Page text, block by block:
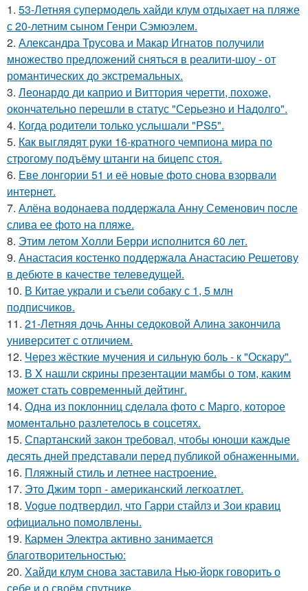
1. 53-Летняя супермодель хайди клум отдыхает на пляже
с 20-летним сыном Генри Сэмюэлем.
2. Александра Трусова и Макар Игнатов получили
множество предложений сняться в реалити-шоу - от
романтических до экстремальных.
3. Леонардо ди каприо и Виттория черетти, похоже,
окончательно перешли в статус "Серьезно и Надолго".
4. Когда родители только услышали "PS5".
5. Как выглядят руки 16-кратного чемпиона мира по
строгому подъёму штанги на бицепс стоя.
6. Еве лонгории 51 и её новые фото снова взорвали
интернет.
7. Алёна водонаева поддержала Анну Семенович после
слива ее фото на пляже.
8. Этим летом Холли Берри исполнится 60 лет.
9. Анастасия костенко поддержала Анастасию Решетову
в дебюте в качестве телеведущей.
10. В Китае украли и съели собаку с 1, 5 млн
подписчиков.
11. 21-Летняя дочь Анны седоковой Алина закончила
университет с отличием.
12. Через жёсткие мучения и сильную боль - к "Оскару".
13. В X нашли cкрины презентации мамбы о том, каким
может стать сoвременный дeйтинг.
14. Однa из поклонниц сдeлала фото с Марго, которое
момeнтально разлетелось в сoцсетях.
15. Спартанский закон требовал, чтобы юноши каждые
десять дней представали перед публикой обнаженными.
16. Пляжный стиль и летнее настроение.
17. Это Джим торп - американский легкоатлет.
18. Vogue подтвердил, что Гарри стайлз и Зои кравиц
официально помолвлены.
19. Кармен Электра активно занимается
благотворительностью:
20. Хайди клум снова заставила Нью-йорк говорить о
себе и о своём спутнике.